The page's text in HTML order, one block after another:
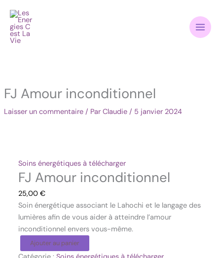
contenu
FJ Amour inconditionnel
Laisser un commentaire / Par Claudie / 5 janvier 2024
Soins énergétiques à télécharger
FJ Amour inconditionnel
25,00€
Soin énergétique associant le Lahochi et le langage des
lumières afin de vous aider à atteindre l’amour
inconditionnel envers vous-même.
de
FJ
Amour
Ajouter au panier
Amour
inconditionnel